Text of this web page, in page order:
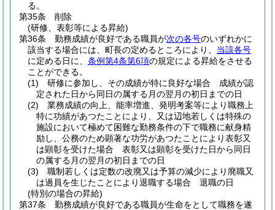
る。
第35条
削除
(研修、表彰等による昇給)
第36条
勤務成績が良好である職員が次の各号のいずれかに
該当する場合には、町長の定めるところにより、 当該各号
に定める日に、 条例第4条第6項の規定による昇給をさせる
ことができる。
(1)
研修に参加し、その成績が特に良好な場合 成績が認
定された日から同日の属する月の翌月の初日までの日
(2)
業務成績の向上、能率増進、発明考案等により職務上
特に功績があつたことにより、又は辺地若しくは特殊の
施設において極めて困難な勤務条件の下で職務に献身精
励し、公務のため顕著な功労があつたことにより表彰又
は顕彰を受けた場合 表彰又は顕彰を受けた日から同日
の属する月の翌月の初日までの日
(3)
職制若しくは定数の改廃又は予算の減少により廃職又
は過員を生じたことにより退職する場合 退職の日
(特別の場合の昇給)
第37条
勤務成績が良好である職員が生命をとして職務を遂